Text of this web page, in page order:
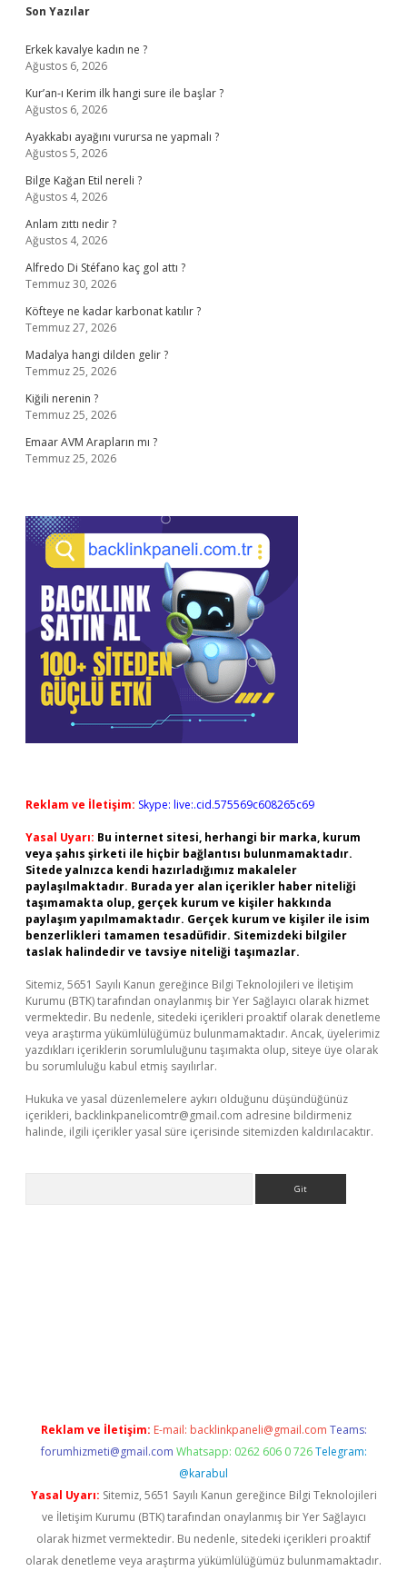
Sidebar
Son Yazılar
Erkek kavalye kadın ne ?
Ağustos 6, 2026
Kur’an-ı Kerim ilk hangi sure ile başlar ?
Ağustos 6, 2026
Ayakkabı ayağını vurursa ne yapmalı ?
Ağustos 5, 2026
Bilge Kağan Etil nereli ?
Ağustos 4, 2026
Anlam zıttı nedir ?
Ağustos 4, 2026
Alfredo Di Stéfano kaç gol attı ?
Temmuz 30, 2026
Köfteye ne kadar karbonat katılır ?
Temmuz 27, 2026
Madalya hangi dilden gelir ?
Temmuz 25, 2026
Kiğili nerenin ?
Temmuz 25, 2026
Emaar AVM Arapların mı ?
Temmuz 25, 2026
Reklam ve İletişim: Skype: live:.cid.575569c608265c69
Yasal Uyarı: Bu internet sitesi, herhangi bir marka, kurum
veya şahıs şirketi ile hiçbir bağlantısı bulunmamaktadır.
Sitede yalnızca kendi hazırladığımız makaleler
paylaşılmaktadır. Burada yer alan içerikler haber niteliği
taşımamakta olup, gerçek kurum ve kişiler hakkında
paylaşım yapılmamaktadır. Gerçek kurum ve kişiler ile isim
benzerlikleri tamamen tesadüfidir. Sitemizdeki bilgiler
taslak halindedir ve tavsiye niteliği taşımazlar.
Sitemiz, 5651 Sayılı Kanun gereğince Bilgi Teknolojileri ve İletişim
Kurumu (BTK) tarafından onaylanmış bir Yer Sağlayıcı olarak hizmet
vermektedir. Bu nedenle, sitedeki içerikleri proaktif olarak denetleme
veya araştırma yükümlülüğümüz bulunmamaktadır. Ancak, üyelerimiz
yazdıkları içeriklerin sorumluluğunu taşımakta olup, siteye üye olarak
bu sorumluluğu kabul etmiş sayılırlar.
Hukuka ve yasal düzenlemelere aykırı olduğunu düşündüğünüz
içerikleri, backlinkpanelicomtr@gmail.com adresine bildirmeniz
halinde, ilgili içerikler yasal süre içerisinde sitemizden kaldırılacaktır.
Reklam ve İletişim: E-mail: backlinkpaneli@gmail.com Teams:
forumhizmeti@gmail.com Whatsapp: 0262 606 0 726 Telegram:
@karabul
Yasal Uyarı: Sitemiz, 5651 Sayılı Kanun gereğince Bilgi Teknolojileri
ve İletişim Kurumu (BTK) tarafından onaylanmış bir Yer Sağlayıcı
olarak hizmet vermektedir. Bu nedenle, sitedeki içerikleri proaktif
olarak denetleme veya araştırma yükümlülüğümüz bulunmamaktadır.